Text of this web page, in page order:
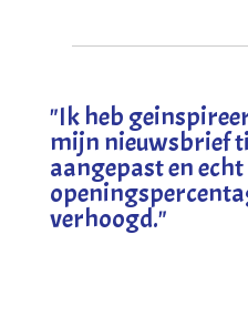
"Ik heb
mijn nieuwsbrief
aangepast en
verhoogd."